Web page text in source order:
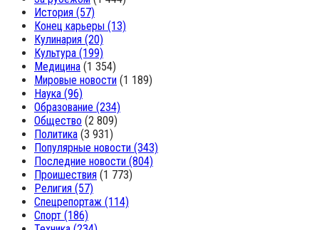
История (57)
Конец карьеры (13)
Кулинария (20)
Культура (199)
Медицина (1 354)
Мировые новости (1 189)
Наука (96)
Образование (234)
Общество (2 809)
Политика (3 931)
Популярные новости (343)
Последние новости (804)
Проишествия (1 773)
Религия (57)
Спецрепортаж (114)
Спорт (186)